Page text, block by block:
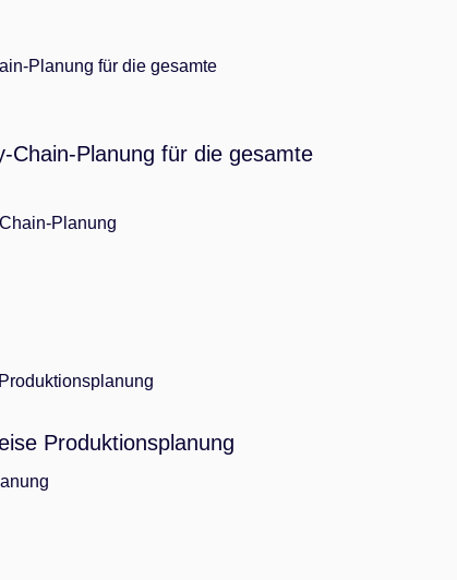
Chain-Planung für die gesamte
Planung
Produktionsplanung